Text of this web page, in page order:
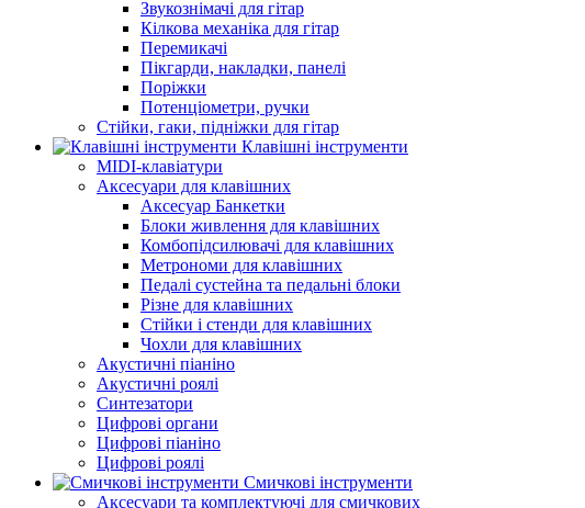
Звукознімачі для гітар
Кілкова механіка для гітар
Перемикачі
Пікгарди, накладки, панелі
Поріжки
Потенціометри, ручки
Стійки, гаки, підніжки для гітар
Клавішні інструменти
MIDI-клавіатури
Аксесуари для клавішних
Аксесуар Банкетки
Блоки живлення для клавішних
Комбопідсилювачі для клавішних
Метрономи для клавішних
Педалі сустейна та педальні блоки
Різне для клавішних
Стійки і стенди для клавішних
Чохли для клавішних
Акустичні піаніно
Акустичні роялі
Синтезатори
Цифрові органи
Цифрові піаніно
Цифрові роялі
Смичкові інструменти
Аксесуари та комплектуючі для смичкових